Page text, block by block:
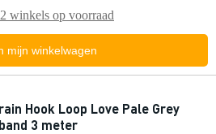
2 winkels op voorraad
mijn winkelwagen
Hook Loop Love Pale Grey
3 meter